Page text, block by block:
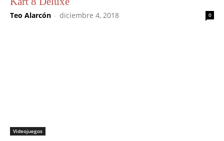
Teo Alarcón - diciembre 4, 2018 0
Videojuegos